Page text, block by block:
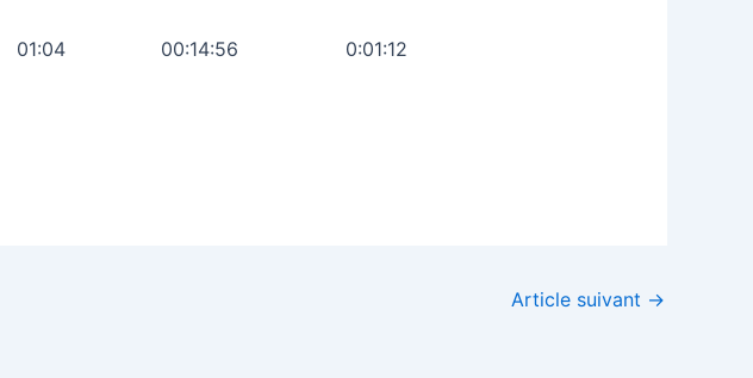
01:04 00:14:56 0:01:12
Article suivant →